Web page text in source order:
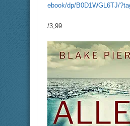
ebook/dp/B0D1WGL6TJ/
/3,99